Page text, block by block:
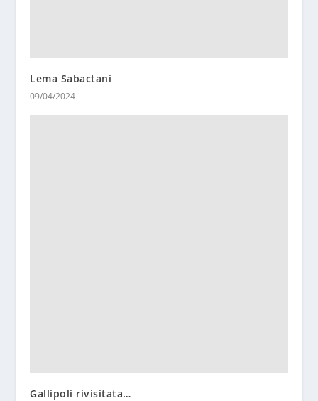
Lema Sabactani
09/04/2024
Gallipoli rivisitata…